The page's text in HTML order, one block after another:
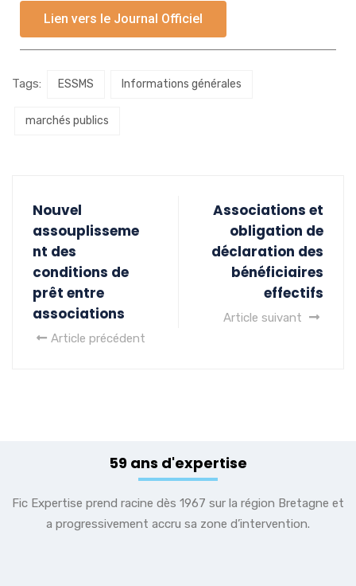
Lien vers le Journal Officiel
Tags: ESSMS Informations générales
marchés publics
Nouvel
assouplisseme
nt des
conditions de
prêt entre
associations
Article précédent
Associations et
obligation de
déclaration des
bénéficiaires
effectifs
Article suivant
59 ans d'expertise
Fic Expertise prend racine dès 1967 sur la région Bretagne et
a progressivement accru sa zone d’intervention.